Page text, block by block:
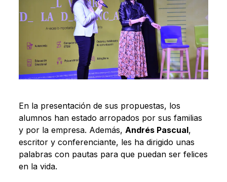
En la presentación de sus propuestas, los
alumnos han estado arropados por sus familias
y por la empresa. Además, Andrés Pascual,
escritor y conferenciante, les ha dirigido unas
palabras con pautas para que puedan ser felices
en la vida.